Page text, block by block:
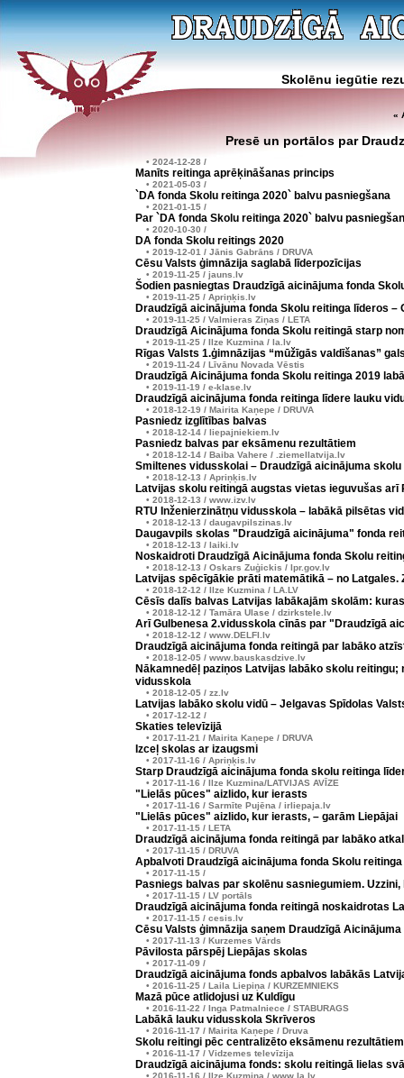
Skolēnu iegūtie
«
Presē un portālos par
• 2024-12-28 /
Manīts reitinga aprēķināšanas princips
• 2021-05-03 /
`DA fonda Skolu reitinga 2020` balvu pasniegšana
• 2021-01-15 /
Par `DA fonda Skolu reitinga 2020` balvu
• 2020-10-30 /
DA fonda Skolu reitings 2020
• 2019-12-01 / Jānis Gabrāns / DRUVA
Cēsu Valsts ģimnāzija saglabā līderpozīcijas
• 2019-11-25 / jauns.lv
Šodien pasniegtas Draudzīgā aicinājuma fonda
• 2019-11-25 / Apriņķis.lv
Draudzīgā aicinājuma fonda Skolu reitinga līderos –
• 2019-11-25 / Valmieras Ziņas / LETA
Draudzīgā Aicinājuma fonda Skolu reitingā starp
• 2019-11-25 / Ilze Kuzmina / la.lv
Rīgas Valsts 1.ģimnāzijas “mūžīgās valdīšanas”
• 2019-11-24 / Līvānu Novada Vēstis
Draudzīgā Aicinājuma fonda Skolu reitinga 2019
• 2019-11-19 / e-klase.lv
Draudzīgā aicinājuma fonda reitinga līdere lauku
• 2018-12-19 / Mairita Kaņepe / DRUVA
Pasniedz izglītības balvas
• 2018-12-14 / liepajniekiem.lv
Pasniedz balvas par eksāmenu rezultātiem
• 2018-12-14 / Baiba Vahere / .ziemellatvija.lv
Smiltenes vidusskolai – Draudzīgā aicinājuma
• 2018-12-13 / Apriņķis.lv
Latvijas skolu reitingā augstas vietas ieguvušas arī
• 2018-12-13 / www.izv.lv
RTU Inženierzinātņu vidusskola – labākā pilsētas
• 2018-12-13 / daugavpilszinas.lv
Daugavpils skolas "Draudzīgā aicinājuma" fonda
• 2018-12-13 / laiki.lv
Noskaidroti Draudzīgā Aicinājuma fonda Skolu
• 2018-12-13 / Oskars Zuģickis / lpr.gov.lv
Latvijas spēcīgākie prāti matemātikā – no
• 2018-12-12 / Ilze Kuzmina / LA.LV
Cēsīs dalīs balvas Latvijas labākajām skolām:
• 2018-12-12 / Tamāra Ulase / dzirkstele.lv
Arī Gulbenesa 2.vidusskola cīnās par "Draudzīgā
• 2018-12-12 / www.DELFI.lv
Draudzīgā aicinājuma fonda reitingā par labāko
• 2018-12-05 / www.bauskasdzive.lv
Nākamnedēļ paziņos Latvijas labāko skolu
vidusskola
• 2018-12-05 / zz.lv
Latvijas labāko skolu vidū – Jelgavas Spīdolas
• 2017-12-12 /
Skaties televīzijā
• 2017-11-21 / Mairita Kaņepe / DRUVA
Izceļ skolas ar izaugsmi
• 2017-11-16 / Apriņķis.lv
Starp Draudzīgā aicinājuma fonda skolu reitinga
• 2017-11-16 / Ilze Kuzmina/LATVIJAS AVĪZE
"Lielās pūces" aizlido, kur ierasts
• 2017-11-16 / Sarmīte Pujēna / irliepaja.lv
"Lielās pūces" aizlido, kur ierasts, – garām Liepājai
• 2017-11-15 / LETA
Draudzīgā aicinājuma fonda reitingā par labāko
• 2017-11-15 / DRUVA
Apbalvoti Draudzīgā aicinājuma fonda Skolu
• 2017-11-15 /
Pasniegs balvas par skolēnu sasniegumiem.
• 2017-11-15 / LV portāls
Draudzīgā aicinājuma fonda reitingā noskaidrotas
• 2017-11-15 / cesis.lv
Cēsu Valsts ģimnāzija saņem Draudzīgā Aicinājuma
• 2017-11-13 / Kurzemes Vārds
Pāvilosta pārspēj Liepājas skolas
• 2017-11-09 /
Draudzīgā aicinājuma fonds apbalvos labākās
• 2016-11-25 / Laila Liepiņa / KURZEMNIEKS
Mazā pūce atlidojusi uz Kuldīgu
• 2016-11-22 / Inga Patmalniece / STABURAGS
Labākā lauku vidusskola Skrīveros
• 2016-11-17 / Mairita Kaņepe / Druva
Skolu reitingi pēc centralizēto eksāmenu rezultātiem
• 2016-11-17 / Vidzemes televīzija
Draudzīgā aicinājuma fonds: skolu reitingā lielas
• 2016-11-16 / Ilze Kuzmina / www.la.lv